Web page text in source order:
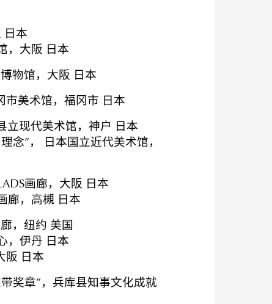
日本
，大阪 日本
物馆，大阪 日本
市美术馆，福冈市 日本
立现代美术馆，神户 日本
念”， 日本国立近代美术馆，
画廊，大阪 日本
廊，高槻 日本
，纽约 美国
，伊丹 日本
阪 日本
奖章”，兵库县知事文化成就